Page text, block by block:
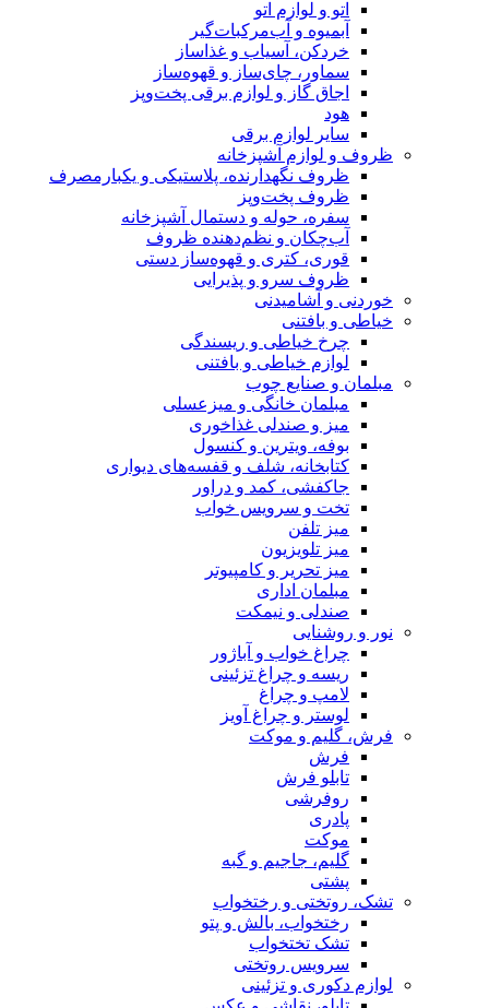
اتو و لوازم اتو
آبمیوه و آب‌مرکبات‌گیر
خردکن، آسیاب و غذاساز
سماور، چای‌ساز و قهوه‌ساز
اجاق گاز و لوازم برقی پخت‌وپز
هود
سایر لوازم برقی
ظروف و لوازم آشپزخانه
ظروف نگهدارنده، پلاستیکی و یکبارمصرف
ظروف پخت‌وپز
سفره، حوله و دستمال آشپزخانه
آب‌چکان و نظم‌دهنده ظروف
قوری، کتری و قهوه‌ساز دستی
ظروف سرو و پذیرایی
خوردنی و آشامیدنی
خیاطی و بافتنی
چرخ خیاطی و ریسندگی
لوازم خیاطی و بافتنی
مبلمان و صنایع چوب
مبلمان خانگی و میزعسلی
میز و صندلی غذاخوری
بوفه، ویترین و کنسول
کتابخانه، شلف و قفسه‌های دیواری
جاکفشی، کمد و دراور
تخت و سرویس خواب
میز تلفن
میز تلویزیون
میز تحریر و کامپیوتر
مبلمان اداری
صندلی و نیمکت
نور و روشنایی
چراغ خواب و آباژور
ریسه و چراغ تزئینی
لامپ و چراغ
لوستر و چراغ آویز
فرش، گلیم و موکت
فرش
تابلو فرش
روفرشی
پادری
موکت
گلیم، جاجیم و گبه
پشتی
تشک، روتختی و رختخواب
رختخواب، بالش و پتو
تشک تختخواب
سرویس روتختی
لوازم دکوری و تزئینی